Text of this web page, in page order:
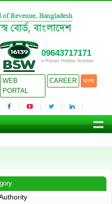
09643717171
e-Return Hotline Number
WEB
PORTAL
CAREER বাংলা